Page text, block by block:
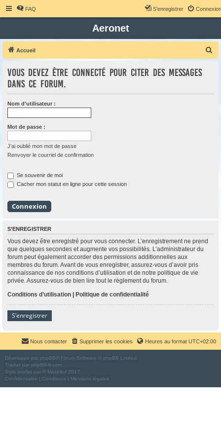
FAQ Connexion
S’enregistrer
Aeronet
Accueil
Vous devez être connecté pour citer des messages
dans ce forum.
Nom d’utilisateur :
Mot de passe :
J’ai oublié mon mot de passe
Renvoyer le courriel de confirmation
Se souvenir de moi
Cacher mon statut en ligne pour cette session
S’ENREGISTRER
Vous devez être enregistré pour vous connecter. L’enregistrement ne prend
que quelques secondes et augmente vos possibilités. L’administrateur du
forum peut également accorder des permissions additionnelles aux
membres du forum. Avant de vous enregistrer, assurez-vous d’avoir pris
connaissance de nos conditions d’utilisation et de notre politique de vie
privée. Assurez-vous de bien lire tout le règlement du forum.
Conditions d’utilisation | Politique de confidentialité
S’enregistrer
Heures au format UTC+02:00
Supprimer les cookies
Nous contacter
Développé par phpBB® Forum Software © phpBB Limited
Traduit par phpBB-fr.com
Style proflat par © Mazeltof 2017
Confidentialité | Conditions | Mentions légales